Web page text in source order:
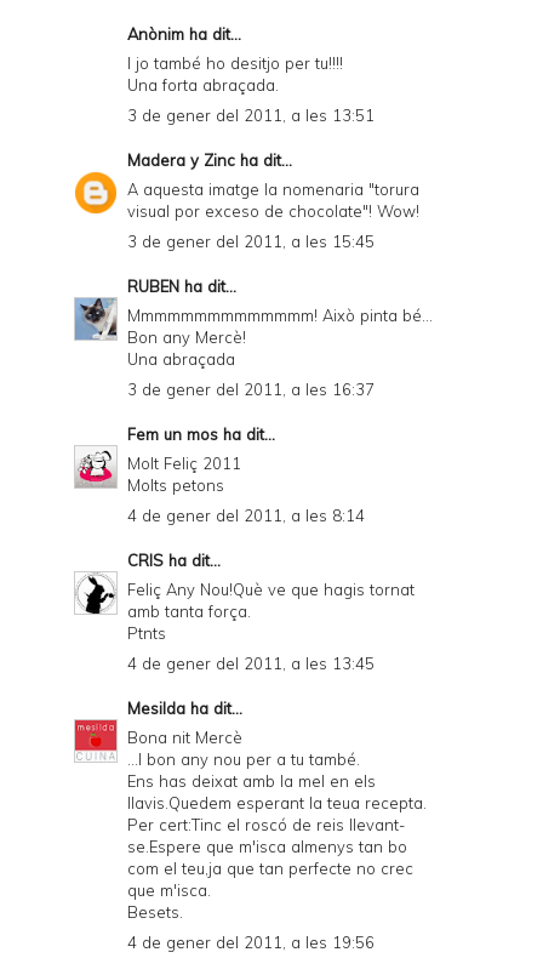
Anònim ha dit...
I jo també ho desitjo per tu!!!!
Una forta abraçada.
3 de gener del 2011, a les 13:51
Madera y Zinc ha dit...
A aquesta imatge la nomenaria "torura
visual por exceso de chocolate"! Wow!
3 de gener del 2011, a les 15:45
RUBEN ha dit...
Mmmmmmmmmmmmmm! Això pinta bé...
Bon any Mercè!
Una abraçada
3 de gener del 2011, a les 16:37
Fem un mos ha dit...
Molt Feliç 2011
Molts petons
4 de gener del 2011, a les 8:14
CRIS ha dit...
Feliç Any Nou!Què ve que hagis tornat
amb tanta força.
Ptnts
4 de gener del 2011, a les 13:45
Mesilda ha dit...
Bona nit Mercè
...I bon any nou per a tu també.
Ens has deixat amb la mel en els
llavis.Quedem esperant la teua recepta.
Per cert:Tinc el roscó de reis llevant-
se.Espere que m'isca almenys tan bo
com el teu,ja que tan perfecte no crec
que m'isca.
Besets.
4 de gener del 2011, a les 19:56